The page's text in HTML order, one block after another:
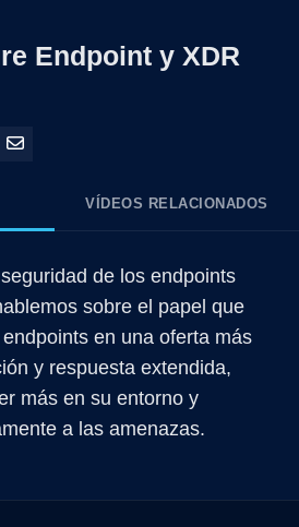
Endpoint y XDR
en X en LinkedIn
Compartir por correo electrónico
VÍDEOS RELACIONADOS
de los endpoints
sobre el papel que
en una oferta más
y respuesta extendida,
más en su entorno y
a las amenazas.